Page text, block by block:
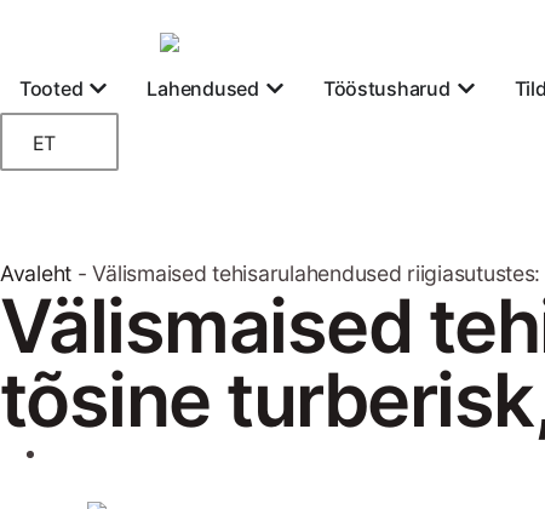
Tooted Lahendused Tööstusharud
ET
Avaleht -Välismaised tehisarulahendused
Välismaised
tõsine